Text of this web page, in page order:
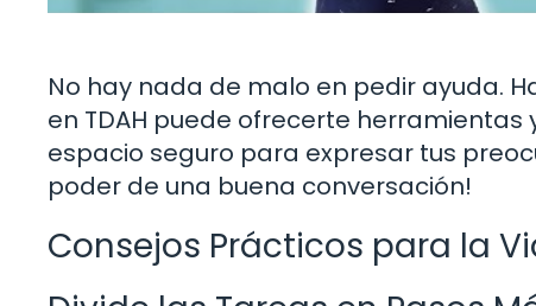
No hay nada de malo en pedir ayuda.
en TDAH puede ofrecerte
espacio seguro para expresar tus
poder de una buena conversación!
Consejos Prácticos para la